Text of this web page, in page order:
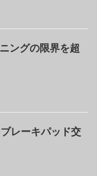
ングの限界を超
レーキパッド交